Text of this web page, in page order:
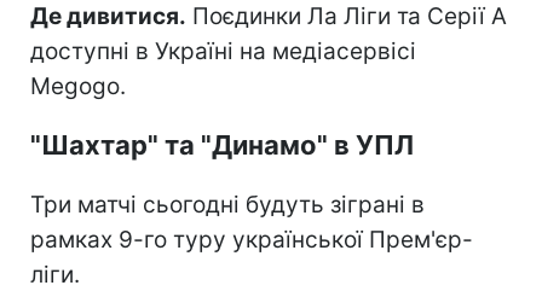
Де дивитися. Поєдинки Ла Ліги та Серії А
доступні в Україні на медіасервісі
Megogo.
"Шахтар" та "Динамо" в УПЛ
Три матчі сьогодні будуть зіграні в
рамках 9-го туру української Прем'єр-
ліги.